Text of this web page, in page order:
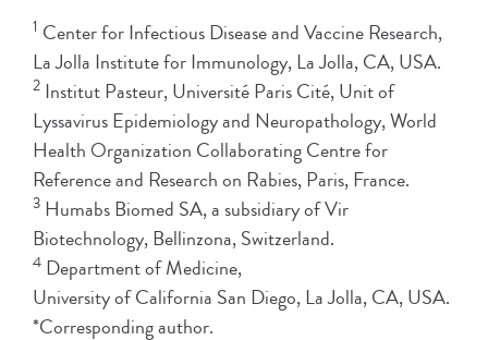
1 Center for Infectious Disease and Vaccine Research,
La Jolla Institute for Immunology, La Jolla, CA, USA.
2 Institut Pasteur, Université Paris Cité, Unit of
Lyssavirus Epidemiology and Neuropathology, World
Health Organization Collaborating Centre for
Reference and Research on Rabies, Paris, France.
3 Humabs Biomed SA, a subsidiary of Vir
Biotechnology, Bellinzona, Switzerland.
4 Department of Medicine,
University of California San Diego, La Jolla, CA, USA.
*Corresponding author.